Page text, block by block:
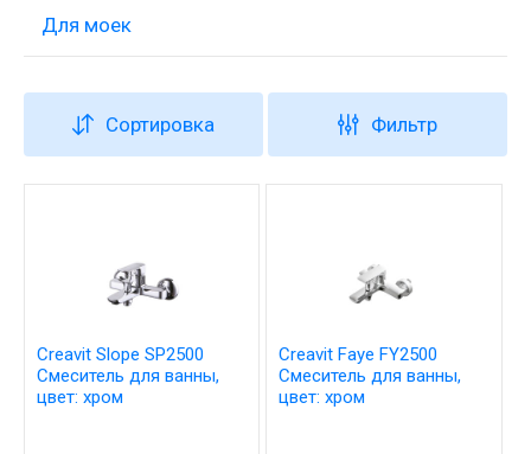
Для моек
Сортировка Фильтр
Creavit Slope SP2500
Смеситель для ванны,
цвет: хром
Creavit Faye FY2500
Смеситель для ванны,
цвет: хром